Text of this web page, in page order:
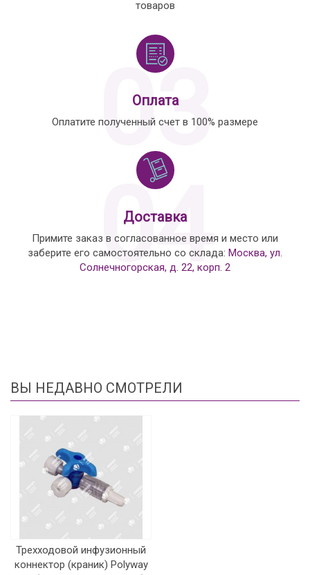
товаров
03
Оплата
Оплатите полученный счет в 100% размере
04
Доставка
Примите заказ в согласованное время и место или
заберите его самостоятельно со склада: Москва, ул.
Солнечногорская, д. 22, корп. 2
ВЫ НЕДАВНО СМОТРЕЛИ
Трехходовой инфузионный
коннектор (краник) Polyway